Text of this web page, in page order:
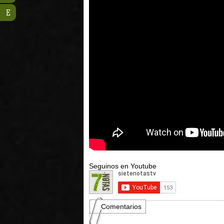
Seguinos en Youtube
Comentarios
E